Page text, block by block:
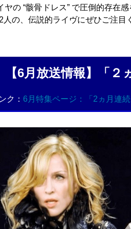
ヤの “骸骨ドレス” で圧倒的存在
人の、伝説的ライヴにぜひご注目
【6月放送情報】「
ク： 6月特集ページ：「2ヵ月連